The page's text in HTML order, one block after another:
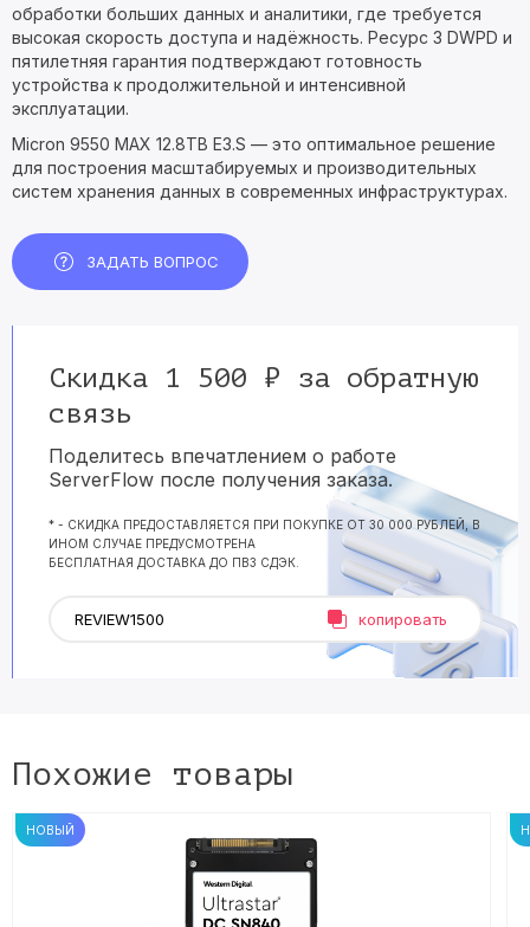
обработки больших данных и аналитики, где требуется
высокая скорость доступа и надёжность. Ресурс 3 DWPD и
пятилетняя гарантия подтверждают готовность
устройства к продолжительной и интенсивной
эксплуатации.
Micron 9550 MAX 12.8TB E3.S — это оптимальное решение
для построения масштабируемых и производительных
систем хранения данных в современных инфраструктурах.
ЗАДАТЬ ВОПРОС
Скидка 1 500 ₽ за обратную
связь
Поделитесь впечатлением о работе
ServerFlow после получения заказа.
* - СКИДКА ПРЕДОСТАВЛЯЕТСЯ ПРИ ПОКУПКЕ ОТ 30 000 РУБЛЕЙ, В
ИНОМ СЛУЧАЕ ПРЕДУСМОТРЕНА
БЕСПЛАТНАЯ ДОСТАВКА ДО ПВЗ СДЭК.
копировать
Похожие товары
НОВЫЙ